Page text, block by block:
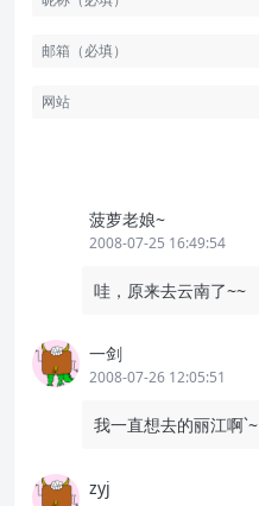
菠萝老娘~
2008-07-25 16:49:54
哇，原来去云南了~~
一剑
2008-07-26 12:05:51
我一直想去的丽江啊`~
zyj